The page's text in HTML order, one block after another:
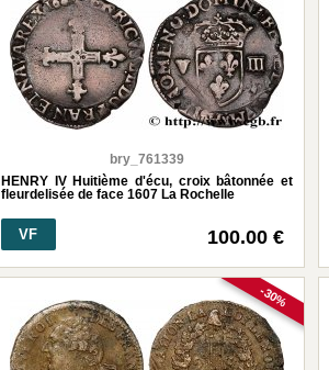
bry_761339
HENRY IV Huitième d'écu, croix bâtonnée et
fleurdelisée de face 1607 La Rochelle
VF 100.00 €
-30%